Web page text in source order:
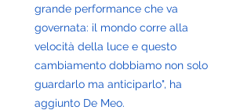
grande performance che va
governata: il mondo corre alla
velocità della luce e questo
cambiamento dobbiamo non solo
guardarlo ma anticiparlo", ha
aggiunto De Meo.